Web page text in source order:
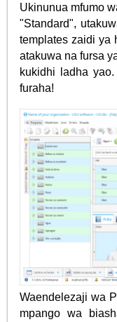
Ukinunua mfumo
"Standard",
templates zaidi ya
atakuwa na fursa
kukidhi ladha
furaha!
Waendelezaji wa
mpango wa